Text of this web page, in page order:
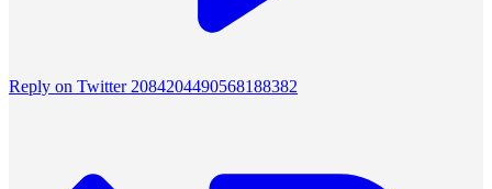
Reply on Twitter 2084204490568188382